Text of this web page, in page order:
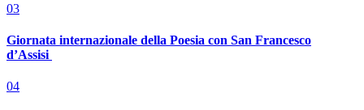
03
Giornata internazionale della Poesia con San Francesco
d’Assisi
04